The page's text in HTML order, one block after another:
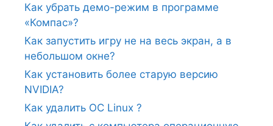
Как убрать демо-режим в программе
«Компас»?
Как запустить игру не на весь экран, а в
небольшом окне?
Как установить более старую версию
NVIDIA?
Как удалить ОС Linux ?